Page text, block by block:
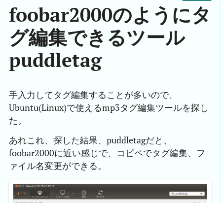
foobar2000のようにタ
グ編集できるツール
puddletag
手入力してタグ編集することが多いので、
Ubuntu(Linux)で使えるmp3タグ編集ツールを探し
た。
あれこれ、探した結果、puddletagだと、
foobar2000に近い感じで、コピペでタグ編集、フ
ァイル名変更ができる。